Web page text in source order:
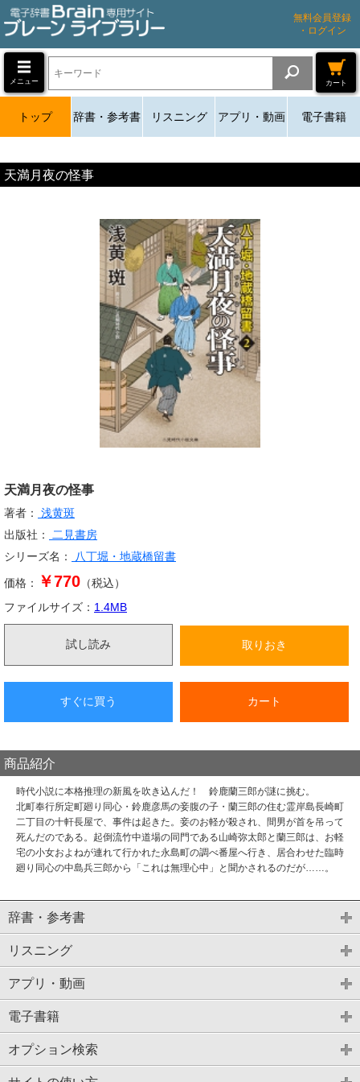
無料会員登録
・ログイン
メニュー カート
トップ 辞書・参考書 リスニング アプリ・動画 電子書籍
天満月夜の怪事
天満月夜の怪事
著者：
浅黄斑
出版社：
二見書房
シリーズ名：
八丁堀・地蔵橋留書
価格： ￥770 （税込）
ファイルサイズ： 1.4MB
試し読み 取りおき
すぐに買う カート
商品紹介
時代小説に本格推理の新風を吹き込んだ！ 鈴鹿蘭三郎が謎に挑む。
北町奉行所定町廻り同心・鈴鹿彦馬の妾腹の子・蘭三郎の住む霊岸島長崎町
二丁目の十軒長屋で、事件は起きた。妾のお軽が殺され、間男が首を吊って
死んだのである。起倒流竹中道場の同門である山崎弥太郎と蘭三郎は、お軽
宅の小女およねが連れて行かれた永島町の調べ番屋へ行き、居合わせた臨時
廻り同心の中島兵三郎から「これは無理心中」と聞かされるのだが……。
辞書・参考書
リスニング
アプリ・動画
電子書籍
オプション検索